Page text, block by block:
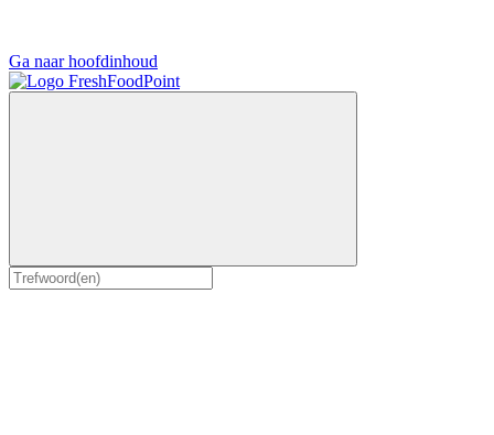
Ga naar hoofdinhoud